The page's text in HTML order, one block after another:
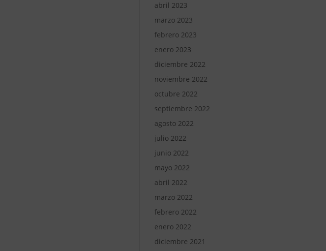
abril 2023
marzo 2023
febrero 2023
enero 2023
diciembre 2022
noviembre 2022
octubre 2022
septiembre 2022
agosto 2022
julio 2022
junio 2022
mayo 2022
abril 2022
marzo 2022
febrero 2022
enero 2022
diciembre 2021